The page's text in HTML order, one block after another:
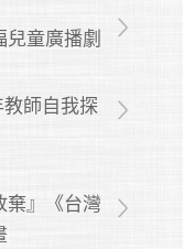
兒童廣播劇
師自我探
棄』《台灣